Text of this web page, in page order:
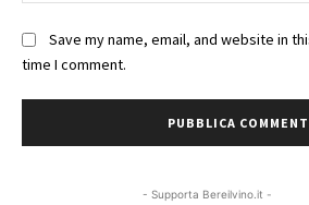
Save my name, email, and website in
time I comment.
- Supporta Bereilvino.it -